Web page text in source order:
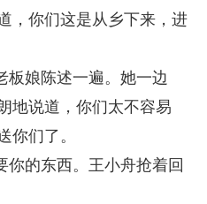
，你们这是从乡下来，进
板娘陈述一遍。她一边
地说道，你们太不容易
你们了。
你的东西。王小舟抢着回